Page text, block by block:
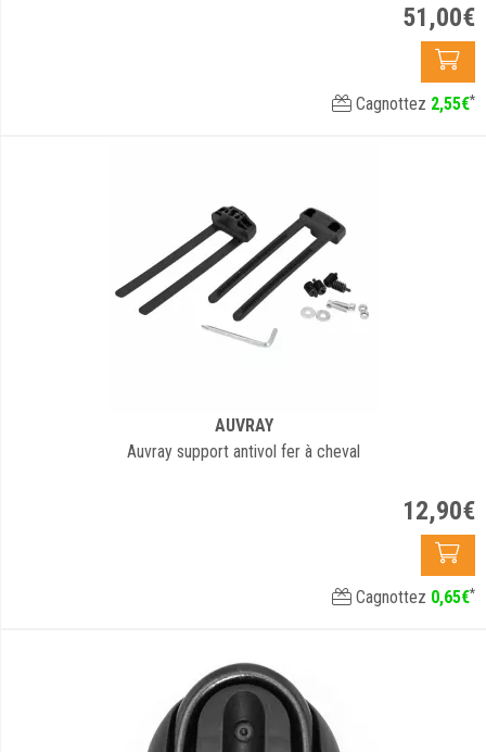
51,00€
Cagnottez 2,55€*
AUVRAY
Auvray support antivol fer à cheval
12,90€
Cagnottez 0,65€*